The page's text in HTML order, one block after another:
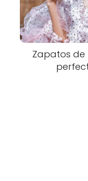
Zapatos de